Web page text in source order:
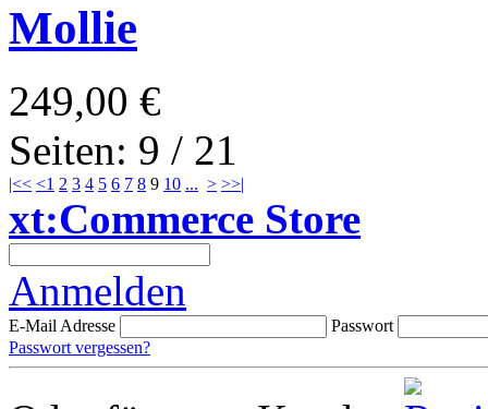
Mollie
249,00 €
Seiten: 9 / 21
|<< <1 2 3 4 5 6 7 8 9 10 ... > >>|
xt:Commerce Store
Anmelden
E-Mail Adresse
Passwort
Passwort vergessen?